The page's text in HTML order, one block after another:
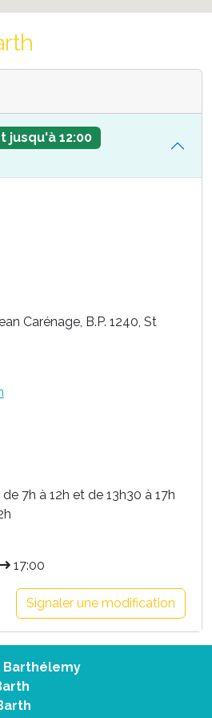
jusqu'à 12:00
Carénage, B.P. 1240, St
7h à 12h et de 13h30 à 17h
17:00
Signaler une modification
Barthélemy